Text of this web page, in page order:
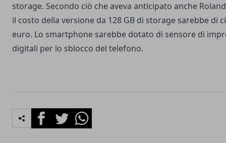
storage. Secondo ciò che aveva anticipato anche
il costo della versione da 128 GB di storage sarebbe di
euro. Lo smartphone sarebbe dotato di sensore di
digitali per lo sblocco del telefono.
FacebookTwitterWhatsapp